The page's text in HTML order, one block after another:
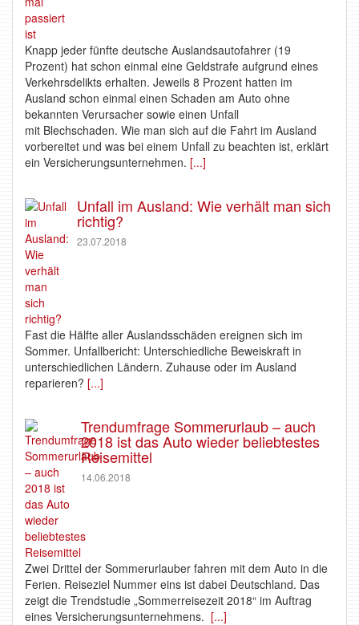
Knapp jeder fünfte deutsche Auslandsautofahrer (19
Prozent) hat schon einmal eine Geldstrafe aufgrund eines
Verkehrsdelikts erhalten. Jeweils 8 Prozent hatten im
Ausland schon einmal einen Schaden am Auto ohne
bekannten Verursacher sowie einen Unfall
mit Blechschaden. Wie man sich auf die Fahrt im Ausland
vorbereitet und was bei einem Unfall zu beachten ist, erklärt
ein Versicherungsunternehmen. [...]
Unfall im Ausland: Wie verhält man sich
richtig?
23.07.2018
Fast die Hälfte aller Auslandsschäden ereignen sich im
Sommer. Unfallbericht: Unterschiedliche Beweiskraft in
unterschiedlichen Ländern. Zuhause oder im Ausland
reparieren? [...]
Trendumfrage Sommerurlaub – auch
2018 ist das Auto wieder beliebtestes
Reisemittel
14.06.2018
Zwei Drittel der Sommerurlauber fahren mit dem Auto in die
Ferien. Reiseziel Nummer eins ist dabei Deutschland. Das
zeigt die Trendstudie „Sommerreisezeit 2018“ im Auftrag
eines Versicherungsunternehmens. [...]